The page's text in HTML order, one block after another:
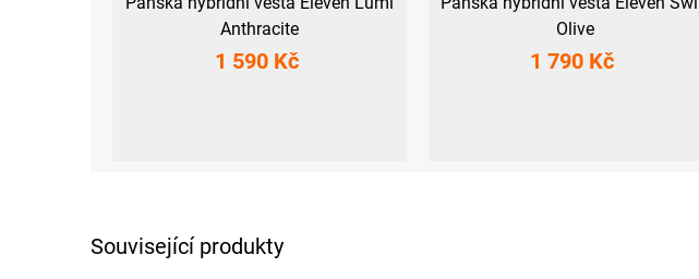
Související produkty
Anthracite
1 590 Kč
Olive
1 790 Kč